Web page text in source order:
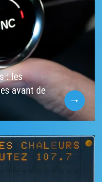
: les
avant de